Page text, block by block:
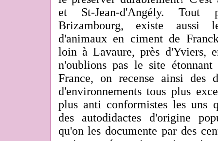
et St-Jean-d'Angély.
Brizambourg, existe
d'animaux en ciment de
loin à Lavaure, près d'Yviers,
n'oublions pas le site
France, on recense ainsi des
d'environnements tous plus
plus anti conformistes les uns
des autodidactes d'origine
qu'on les documente par des